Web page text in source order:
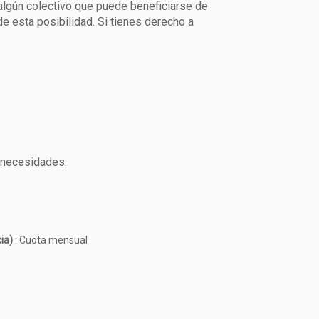
colectivo que puede beneficiarse de
esta posibilidad. Si tienes derecho a
: Cuota mensual